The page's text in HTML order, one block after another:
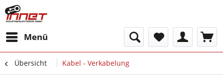
Menü
Übersicht Kabel - Verkabelung